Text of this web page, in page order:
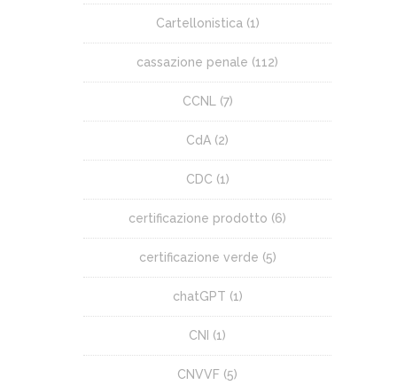
Cartellonistica (1)
cassazione penale (112)
CCNL (7)
CdA (2)
CDC (1)
certificazione prodotto (6)
certificazione verde (5)
chatGPT (1)
CNI (1)
CNVVF (5)